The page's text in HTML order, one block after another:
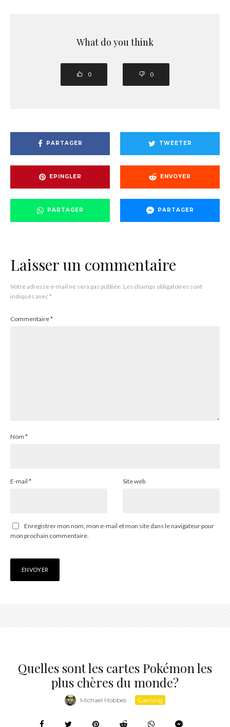
What do you think
0 0
PARTAGER TWEETER
EPINGLER ENVOYER
PARTAGER PARTAGER
Laisser un commentaire
Votre adresse e-mail ne sera pas publiée. Les champs obligatoires sont
indiqués avec*
Commentaire*
Nom *
E-mail * Site web
Enregistrer mon nom, mon e-mail et mon site dans le navigateur pour
mon prochain commentaire.
Quelles sont les cartes Pokémon les
plus chères du monde?
Michael Hobbes · Gaming